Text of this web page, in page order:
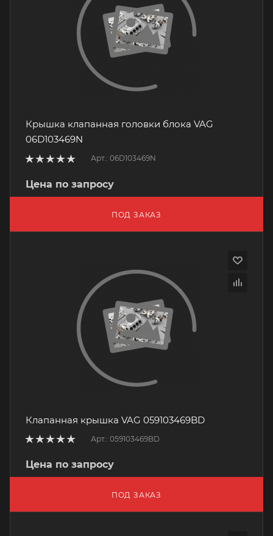
Крышка клапанная головки блока VAG
06D103469N
Арт.: 06D103469N
Цена по запросу
ПОД ЗАКАЗ
Клапанная крышка VAG 059103469BD
Арт.: 059103469BD
Цена по запросу
ПОД ЗАКАЗ